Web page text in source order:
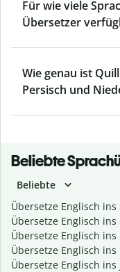
Für wie viele
Übersetzer
Wie genau ist
Persisch und
Beliebte
Beliebte
Übersetze Englisch ins
Übersetze Englisch ins
Übersetze Englisch
Übersetze Englisch ins
Übersetze Englisch ins